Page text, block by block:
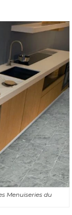
Menuiseries du